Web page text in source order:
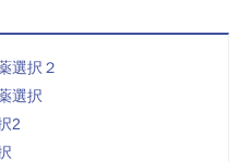
選択２
選択
2